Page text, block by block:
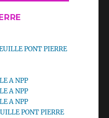
PONT PIERRE
A NPP
A NPP
A NPP
PONT PIERRE